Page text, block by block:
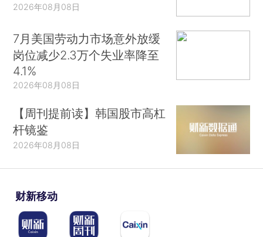
2026年08月08日
7月美国劳动力市场意外放缓
岗位减少2.3万个失业率降至
4.1%
2026年08月08日
【周刊提前读】韩国股市高杠
杆镜鉴
2026年08月08日
财新移动